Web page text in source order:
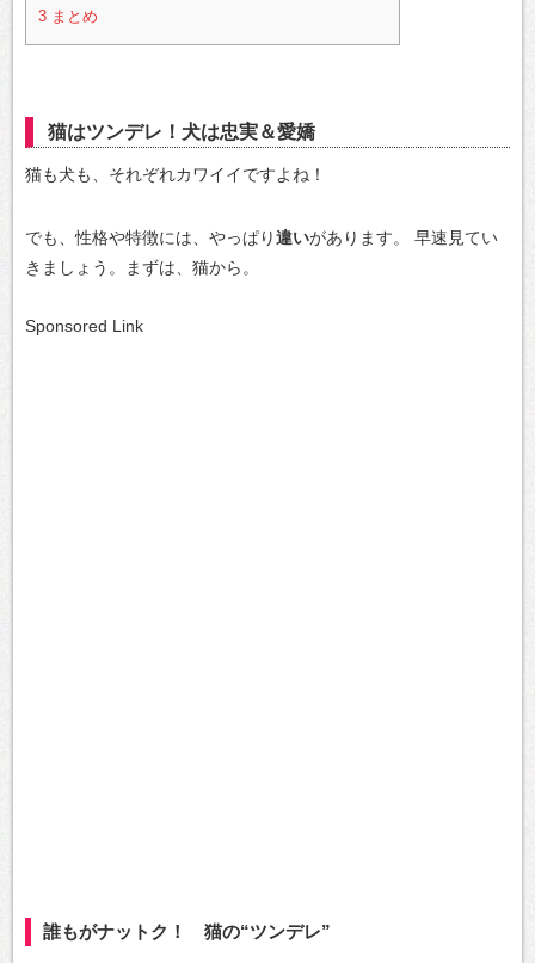
3 まとめ
猫はツンデレ！犬は忠実＆愛嬌
猫も犬も、それぞれカワイイですよね！
でも、性格や特徴には、やっぱり違いがあります。
早速見てい
きましょう。まずは、猫から。
Sponsored Link
誰もがナットク！ 猫の“ツンデレ”